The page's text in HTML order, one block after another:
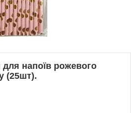
для напоїв рожевого
(25шт).